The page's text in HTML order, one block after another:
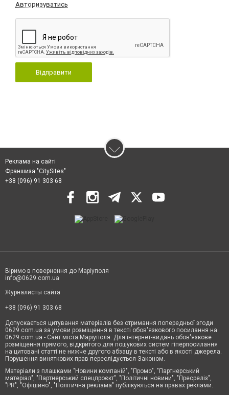
Авторизуватись
Відправити
Реклама на сайті
Франшиза "CitySites"
+38 (096) 91 303 68
Віримо в повернення до Маріуполя
info@0629.com.ua
Журналисты сайта
+38 (096) 91 303 68
Допускається цитування матеріалів без отримання попередньої згоди
0629.com.ua за умови розміщення в тексті обов'язкового посилання на
0629.com.ua - Сайт міста Маріуполя. Для інтернет-видань обов'язкове
розміщення прямого, відкритого для пошукових систем гіперпосилання
на цитовані статті не нижче другого абзацу в тексті або в якості джерела.
Порушення виняткових прав переслідується Законом.
Матеріали з плашками "Новини компаній", "Промо", "Партнерський
матеріал", "Партнерський спецпроєкт", "Політичні новини", "Пресреліз",
"PR", "Офіційно", "Політична реклама" публікуються на правах реклами.